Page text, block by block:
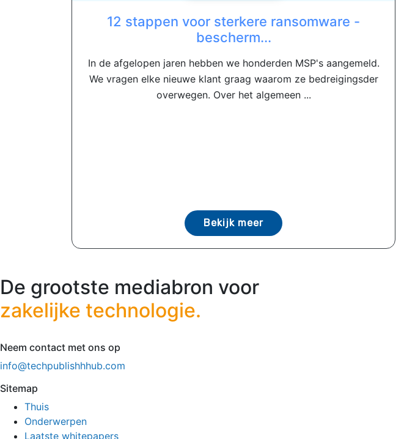
12 stappen voor sterkere ransomware -
bescherm...
In de afgelopen jaren hebben we honderden MSP's aangemeld.
We vragen elke nieuwe klant graag waarom ze bedreigingsder
overwegen. Over het algemeen ...
Bekijk meer
De grootste mediabron voor
zakelijke technologie.
Neem contact met ons op
info@techpublishhhub.com
Sitemap
Thuis
Onderwerpen
Laatste whitepapers